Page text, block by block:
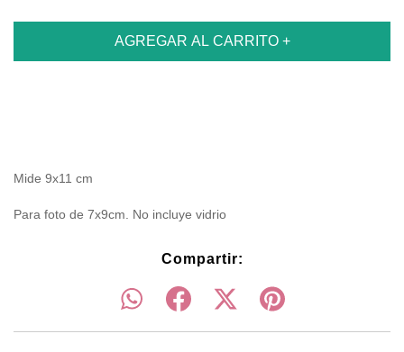
Mide 9x11 cm
Para foto de 7x9cm. No incluye vidrio
Compartir: